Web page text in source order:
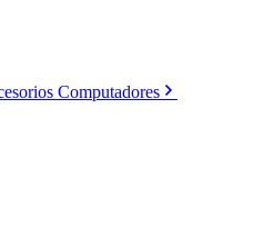
Computadores